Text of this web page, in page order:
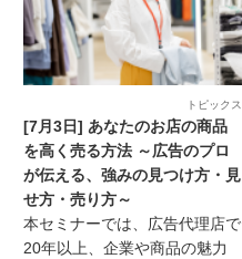
トピックス
[7月3日] あなたのお店の商品
を高く売る方法 ～広告のプロ
が伝える、強みの見つけ方・見
せ方・売り方～
本セミナーでは、広告代理店で
20年以上、企業や商品の魅力